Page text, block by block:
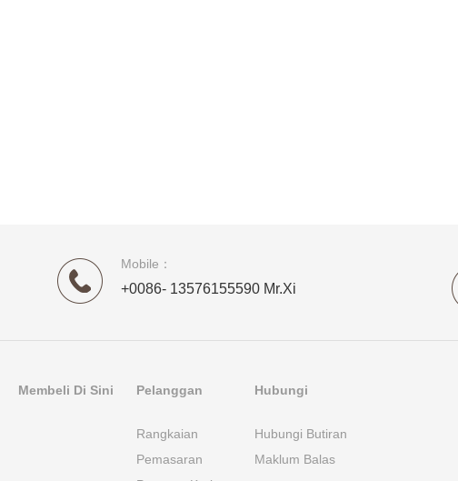
Mobile：
+0086- 13576155590 Mr.Xi
Membeli Di Sini Pelanggan
Rangkaian
Pemasaran
Hubungi
Hubungi Butiran
Maklum Balas